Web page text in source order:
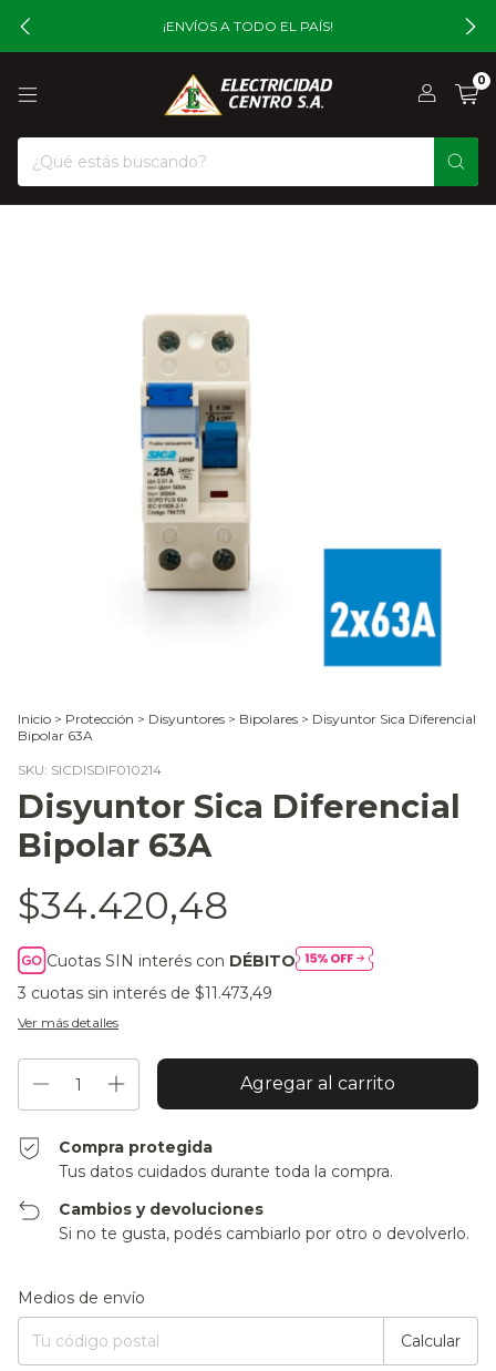
¡ENVÍOS A TODO EL PAÍS!
0
Inicio > Protección > Disyuntores > Bipolares > Disyuntor Sica Diferencial
Bipolar 63A
SKU: SICDISDIF010214
Disyuntor Sica Diferencial
Bipolar 63A
$34.420,48
Cuotas SIN interés con DÉBITO
3 cuotas sin interés de $11.473,49
Ver más detalles
Compra protegida
Tus datos cuidados durante toda la compra.
Cambios y devoluciones
Si no te gusta, podés cambiarlo por otro o devolverlo.
Entregas para el CP:
Medios de envío
Calcular